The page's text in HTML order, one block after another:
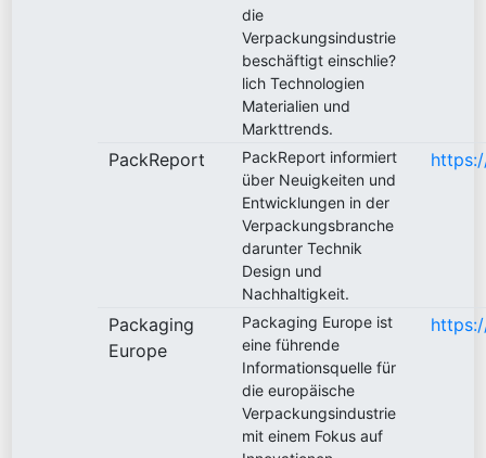
die
Verpackungsindustrie
beschäftigt einschlie?
lich Technologien
Materialien und
Markttrends.
PackReport
PackReport informiert
über Neuigkeiten und
Entwicklungen in der
Verpackungsbranche
darunter Technik
Design und
Nachhaltigkeit.
Packaging
Europe
Packaging Europe ist
eine führende
Informationsquelle für
die europäische
Verpackungsindustrie
mit einem Fokus auf